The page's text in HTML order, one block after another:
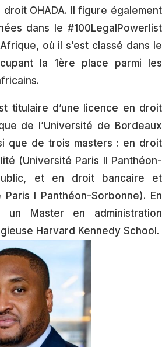
OHADA. Il figure également
dans le #100LegalPowerlist
où il s’est classé dans le
la 1ère place parmi les
titulaire d’une licence en droit
de l’Université de Bordeaux
que de trois masters : en droit
(Université Paris II Panthéon-
et en droit bancaire et
I Panthéon-Sorbonne). En
Master en administration
Harvard Kennedy School.